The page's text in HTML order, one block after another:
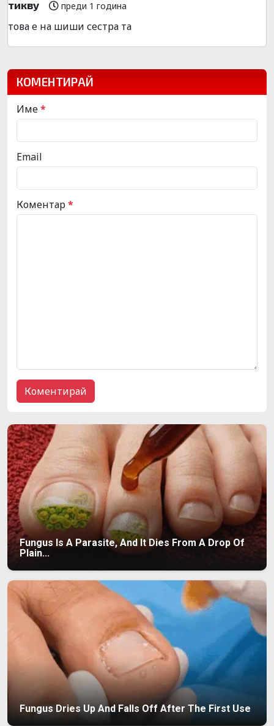
тикву преди 1 година
това е на шиши сестра та
КОМЕНТИРАЙ
Име*
Email
Коментар*
Fungus Is A Parasite, And It Dies From A Drop Of
Plain...
Fungus Dries Up And Falls Off After The First Use